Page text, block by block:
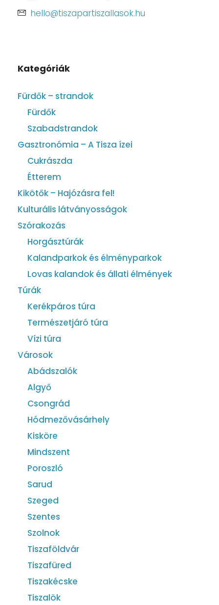
hello@tiszapartiszallasok.hu
Kategóriák
Fürdők – strandok
Fürdők
Szabadstrandok
Gasztronómia – A Tisza ízei
Cukrászda
Étterem
Kikötők – Hajózásra fel!
Kulturális látványosságok
Szórakozás
Horgásztúrák
Kalandparkok és élményparkok
Lovas kalandok és állati élmények
Túrák
Kerékpáros túra
Természetjáró túra
Vízi túra
Városok
Abádszalók
Algyő
Csongrád
Hódmezővásárhely
Kisköre
Mindszent
Poroszló
Sarud
Szeged
Szentes
Szolnok
Tiszaföldvár
Tiszafüred
Tiszakécske
Tiszalök